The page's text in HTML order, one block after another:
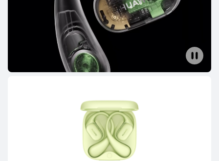
HUAWEI FreeBuds 4
Μάθε Περισσότερα